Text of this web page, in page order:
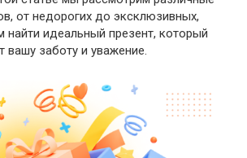
от недорогих до эксклюзивных,
идеальный презент, который
вашу заботу и уважение.